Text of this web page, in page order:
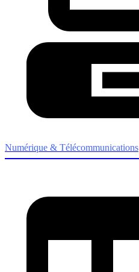
Numérique & Télécommunications